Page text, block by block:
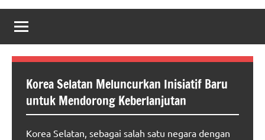
sgp
Korea Selatan Meluncurkan Inisiatif Baru
untuk Mendorong Keberlanjutan
Korea Selatan, sebagai salah satu negara dengan